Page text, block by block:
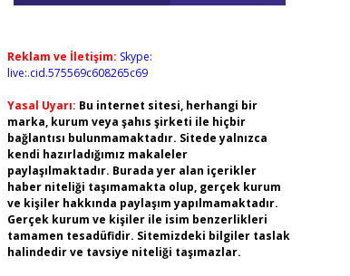
Reklam ve İletişim: Skype:
live:.cid.575569c608265c69
Yasal Uyarı: Bu internet sitesi, herhangi bir
marka, kurum veya şahıs şirketi ile hiçbir
bağlantısı bulunmamaktadır. Sitede yalnızca
kendi hazırladığımız makaleler
paylaşılmaktadır. Burada yer alan içerikler
haber niteliği taşımamakta olup, gerçek kurum
ve kişiler hakkında paylaşım yapılmamaktadır.
Gerçek kurum ve kişiler ile isim benzerlikleri
tamamen tesadüfidir. Sitemizdeki bilgiler taslak
halindedir ve tavsiye niteliği taşımazlar.